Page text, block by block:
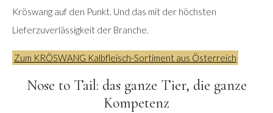
Kröswang auf den Punkt. Und das mit der höchsten
Lieferzuverlässigkeit der Branche.
Zum KRÖSWANG Kalbfleisch-Sortiment aus Österreich
Nose to Tail: das ganze Tier, die ganze
Kompetenz